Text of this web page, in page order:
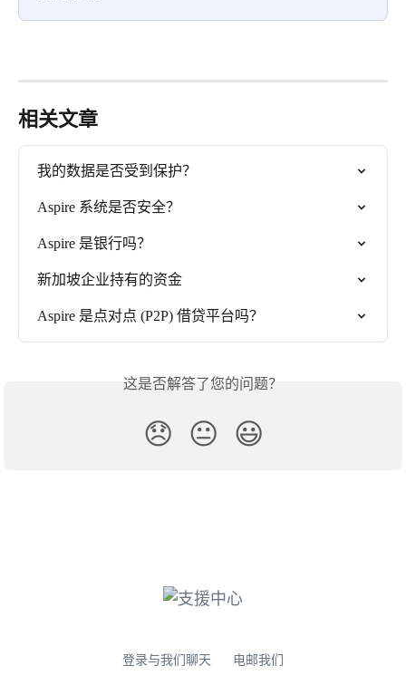
相关文章
我的数据是否受到保护？
Aspire 系统是否安全？
Aspire 是银行吗？
新加坡企业持有的资金
Aspire 是点对点 (P2P) 借贷平台吗？
这是否解答了您的问题？
😞 😐 😃
登录与我们聊天 电邮我们